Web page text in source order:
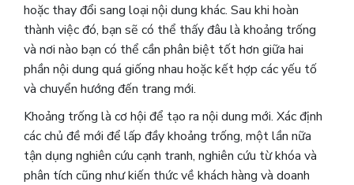
hoặc thay đổi sang loại nội dung khác. Sau khi hoàn
thành việc đó, bạn sẽ có thể thấy đâu là khoảng trống
và nơi nào bạn có thể cần phân biệt tốt hơn giữa hai
phần nội dung quá giống nhau hoặc kết hợp các yếu tố
và chuyển hướng đến trang mới.
Khoảng trống là cơ hội để tạo ra nội dung mới. Xác định
các chủ đề mới để lấp đầy khoảng trống, một lần nữa
tận dụng nghiên cứu cạnh tranh, nghiên cứu từ khóa và
phân tích cũng như kiến ​​thức về khách hàng và doanh